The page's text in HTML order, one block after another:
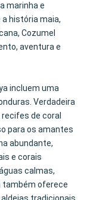
marinha e
história maia,
Cozumel
aventura e
incluem uma
Verdadeira
de coral
para os amantes
abundante,
e corais
calmas,
também oferece